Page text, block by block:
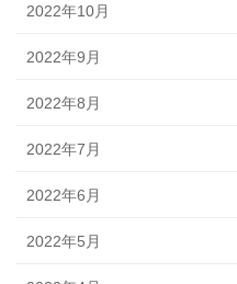
2022年10月
2022年9月
2022年8月
2022年7月
2022年6月
2022年5月